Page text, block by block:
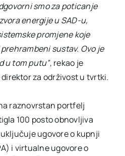
smo za poticanje
energije u SAD-u,
promjene koje
sustav. Ovo je
u tom putu”, rekao je
direktor za održivost u tvrtki.
raznovrstan portfelj
100 posto obnovljiva
ugovore o kupnji
i virtualne ugovore o